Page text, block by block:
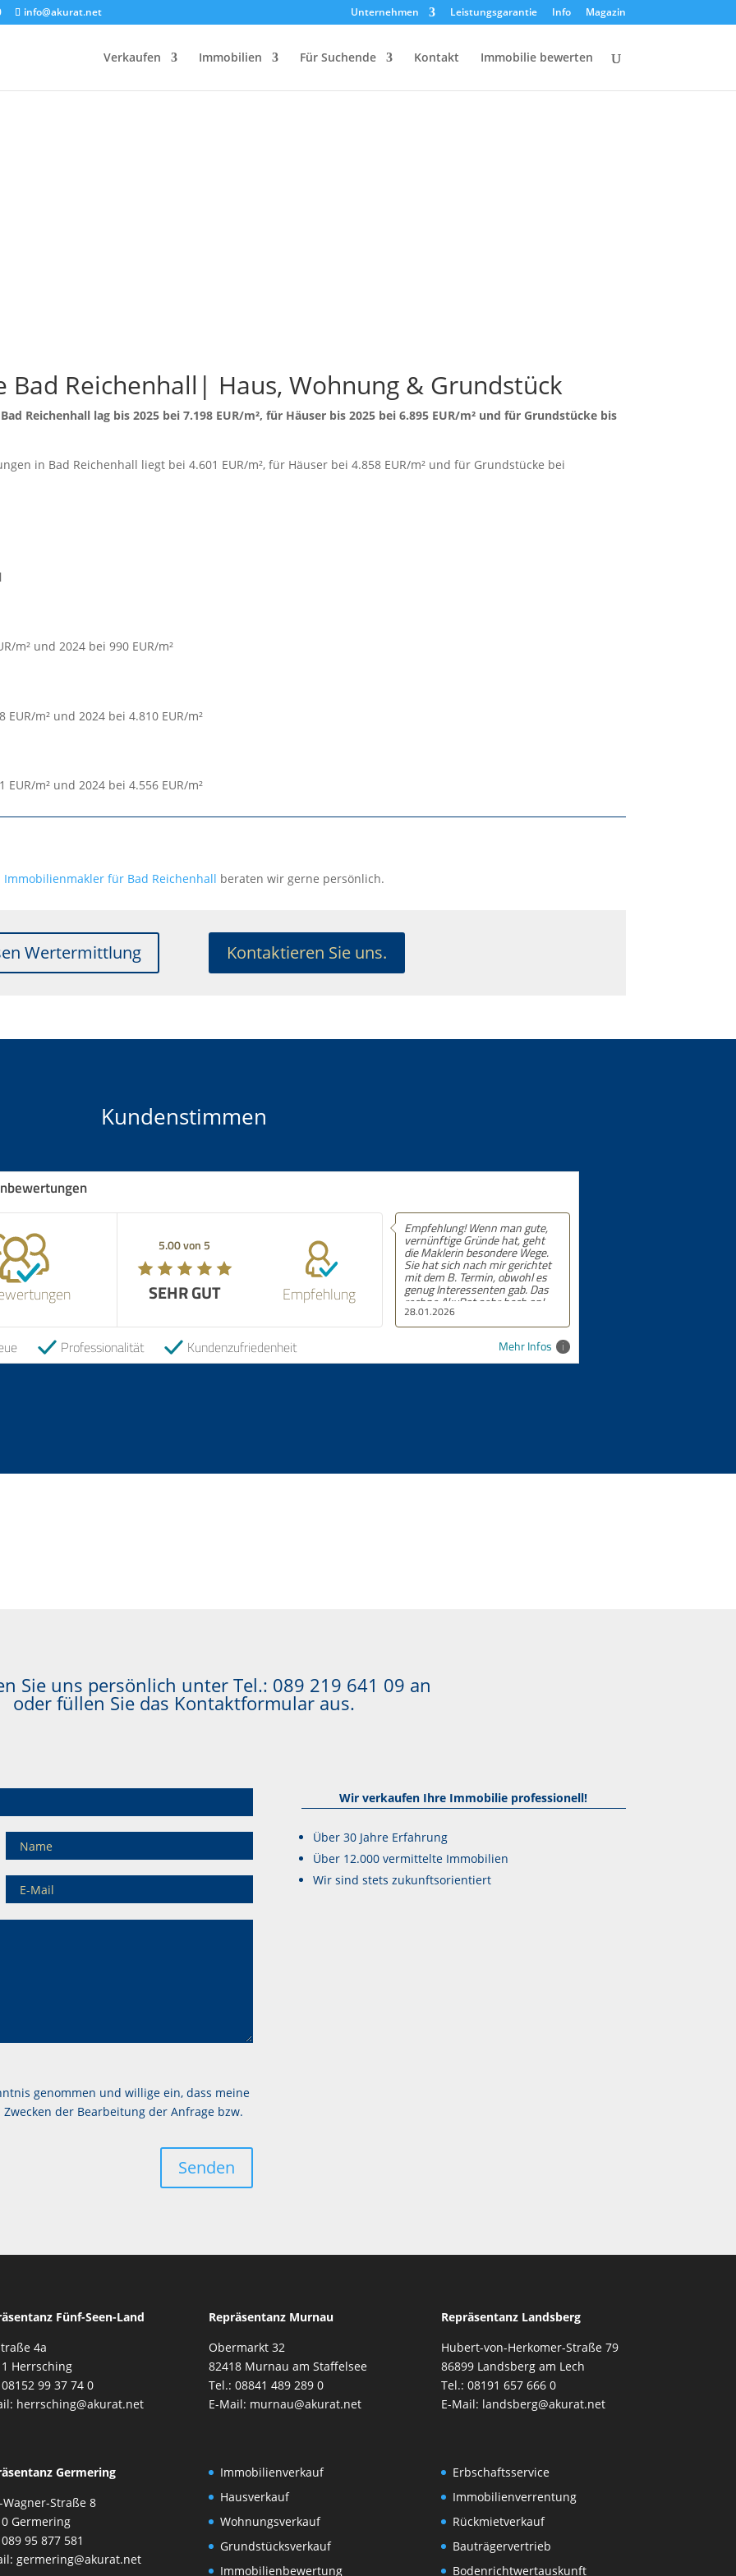
info@akurat.net Unternehmen Leistungsgarantie Info Magazin
Verkaufen Immobilien Für Suchende Kontakt Immobilie bewerten
Bad Reichenhall| Haus, Wohnung & Grundstück
Reichenhall lag bis2025 bei 7.198 EUR/m², für Häuser bis2025 bei 6.895 EUR/m² und für Grundstücke bis
in Bad Reichenhall liegt bei4.601 EUR/m², für Häuser bei4.858 EUR/m² und für Grundstücke bei
m² und 2024 bei 990 EUR/m²
EUR/m² und 2024 bei 4.810 EUR/m²
EUR/m² und 2024 bei 4.556 EUR/m²
Immobilienmakler für Bad Reichenhall beraten wir gerne persönlich.
Wertermittlung Kontaktieren Sie uns.
Kundenstimmen
5.00 von 5
SEHR GUT Empfehlung
Empfehlung! Wenn man gute,
vernünftige Gründe hat, geht
die Maklerin besondere Wege.
Sie hat sich nach mir gerichtet
mit dem B. Termin, obwohl es
genug Interessenten gab. Das
rechne AkuRat sehr hoch an!
Empfehlung! 5 von 5 Sternen.
Mehr Infos
Professionalität Kundenzufriedenheit
Sie uns persönlich unter Tel.: 089 219 641 09 an
oder füllen Sie das Kontaktformular aus.
genommen und willige ein, dass meine
Zwecken der Bearbeitung der Anfrage bzw.
Senden
Wir verkaufen Ihre Immobilie professionell!
Über 30 Jahre Erfahrung
Über 12.000 vermittelte Immobilien
Wir sind stets zukunftsorientiert
Fünf-Seen-Land
4a
Herrsching
99 37 74 0
herrsching@akurat.net
Germering
Straße 8
Germering
95 877 581
germering@akurat.net
Repräsentanz Murnau
Obermarkt 32
82418 Murnau am Staffelsee
Tel.: 08841 489 289 0
E-Mail: murnau@akurat.net
Immobilienverkauf
Hausverkauf
Wohnungsverkauf
Grundstücksverkauf
Immobilienbewertung
Repräsentanz Landsberg
Hubert-von-Herkomer-Straße 79
86899 Landsberg am Lech
Tel.: 08191 657 666 0
E-Mail: landsberg@akurat.net
Erbschaftsservice
Immobilienverrentung
Rückmietverkauf
Bauträgervertrieb
Bodenrichtwertauskunft